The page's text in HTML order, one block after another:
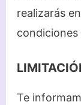
realizarás
condiciones
Te